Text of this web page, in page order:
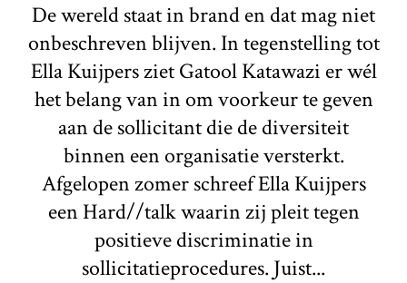
De wereld staat in brand en dat mag niet
onbeschreven blijven. In tegenstelling tot
Ella Kuijpers ziet Gatool Katawazi er wél
het belang van in om voorkeur te geven
aan de sollicitant die de diversiteit
binnen een organisatie versterkt.
Afgelopen zomer schreef Ella Kuijpers
een Hard//talk waarin zij pleit tegen
positieve discriminatie in
sollicitatieprocedures. Juist...